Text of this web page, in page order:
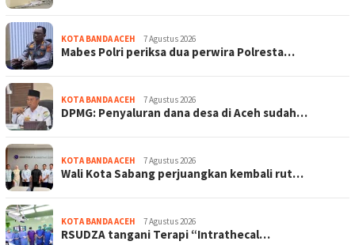
KOTA BANDA ACEH 7 Agustus 2026
Mabes Polri periksa dua perwira Polresta…
KOTA BANDA ACEH 7 Agustus 2026
DPMG: Penyaluran dana desa di Aceh sudah…
KOTA BANDA ACEH 7 Agustus 2026
Wali Kota Sabang perjuangkan kembali rut…
KOTA BANDA ACEH 7 Agustus 2026
RSUDZA tangani Terapi “Intrathecal…